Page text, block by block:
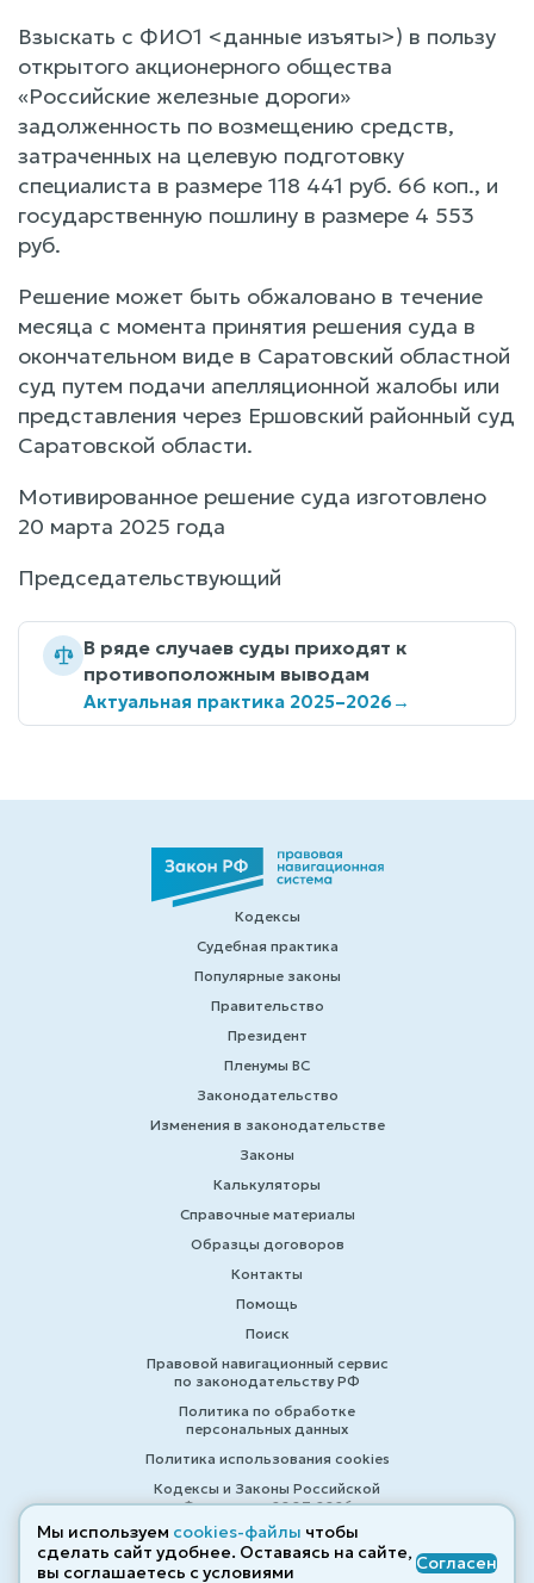
Взыскать с ФИО1 <данные изъяты>) в пользу
открытого акционерного общества
«Российские железные дороги»
задолженность по возмещению средств,
затраченных на целевую подготовку
специалиста в размере 118 441 руб. 66 коп., и
государственную пошлину в размере 4 553
руб.
Решение может быть обжаловано в течение
месяца с момента принятия решения суда в
окончательном виде в Саратовский областной
суд путем подачи апелляционной жалобы или
представления через Ершовский районный суд
Саратовской области.
Мотивированное решение суда изготовлено
20 марта 2025 года
Председательствующий
В ряде случаев суды приходят к
противоположным выводам
Актуальная практика 2025–2026→
Кодексы
Судебная практика
Популярные законы
Правительство
Президент
Пленумы ВС
Законодательство
Изменения в законодательстве
Законы
Калькуляторы
Справочные материалы
Образцы договоров
Контакты
Помощь
Поиск
Правовой навигационный сервис
по законодательству РФ
Политика по обработке
персональных данных
Политика использования cookies
Кодексы и Законы Российской
Федерации 2007-2026
© ZAKONRF.INFO
Мы используем cookies-файлы чтобы
сделать сайт удобнее. Оставаясь на сайте,
вы соглашаетесь с условиями
Согласен